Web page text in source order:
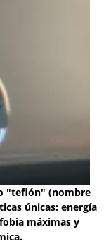
"teflón" (nombre
únicas: energía
máximas y